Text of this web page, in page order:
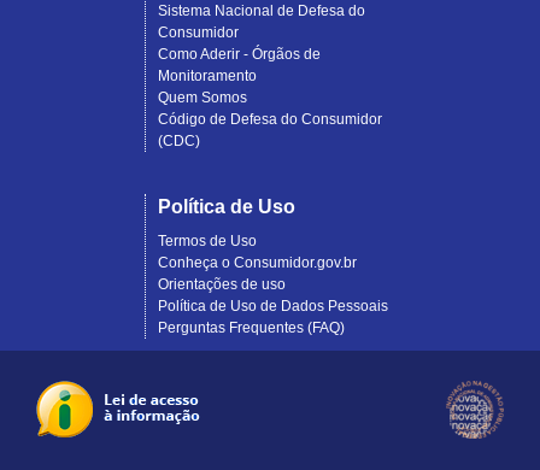
Sistema Nacional de Defesa do
Consumidor
Como Aderir - Órgãos de
Monitoramento
Quem Somos
Código de Defesa do Consumidor
(CDC)
Política de Uso
Termos de Uso
Conheça o Consumidor.gov.br
Orientações de uso
Política de Uso de Dados Pessoais
Perguntas Frequentes (FAQ)